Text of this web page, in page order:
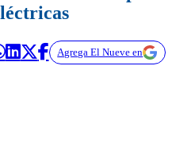
Agrega El Nueve en